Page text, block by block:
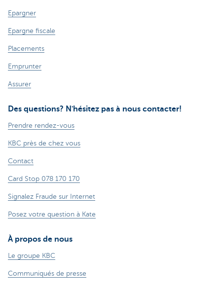
Epargner
Epargne fiscale
Placements
Emprunter
Assurer
Des questions? N'hésitez pas à nous contacter!
Prendre rendez-vous
KBC près de chez vous
Contact
Card Stop 078 170 170
Signalez Fraude sur Internet
Posez votre question à Kate
À propos de nous
Le groupe KBC
Communiqués de presse